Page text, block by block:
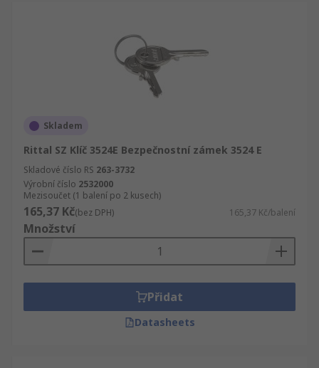
Skladem
Rittal SZ Klíč 3524E Bezpečnostní zámek 3524 E
Skladové číslo RS 263-3732
Výrobní číslo 2532000
Mezisoučet (1 balení po 2 kusech)
165,37 Kč(bez DPH) 165,37 Kč/balení
Množství
Přidat
Datasheets